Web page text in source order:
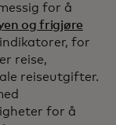
for å
og frigjøre
for
reise,
reiseutgifter.
for å